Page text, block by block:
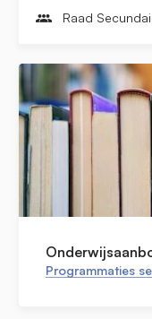
Raad
Programmaties